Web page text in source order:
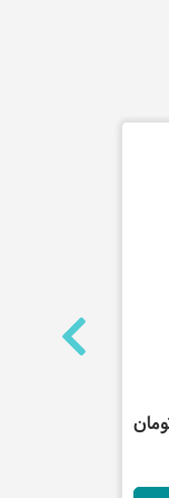
ساعت مچی